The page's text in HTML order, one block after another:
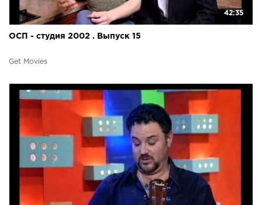
42:35
ОСП - студия 2002 . Выпуск 15
Get Movies